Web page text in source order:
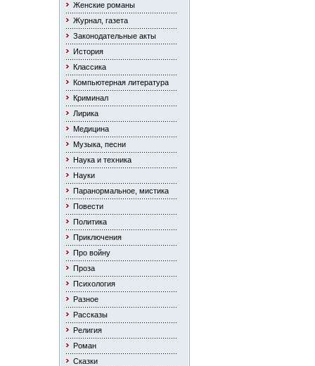
Женские романы
Журнал, газета
Законодательные акты
История
Классика
Компьютерная литература
Криминал
Лирика
Медицина
Музыка, песни
Наука и техника
Науки
Паранормальное, мистика
Повести
Политика
Приключения
Про войну
Проза
Психология
Разное
Рассказы
Религия
Роман
Сказки